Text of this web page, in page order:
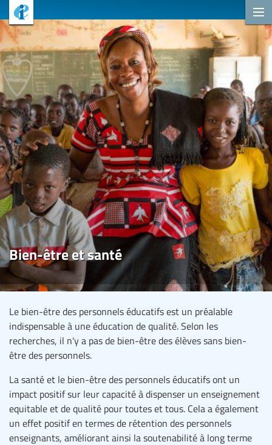
Bien-être et santé
Le bien-être des personnels éducatifs est un préalable
indispensable à une éducation de qualité. Selon les
recherches, il n'y a pas de bien-être des élèves sans bien-
être des personnels.
La santé et le bien-être des personnels éducatifs ont un
impact positif sur leur capacité à dispenser un enseignement
equitable et de qualité pour toutes et tous. Cela a également
un effet positif en termes de rétention des personnels
enseignants, améliorant ainsi la soutenabilité à long terme